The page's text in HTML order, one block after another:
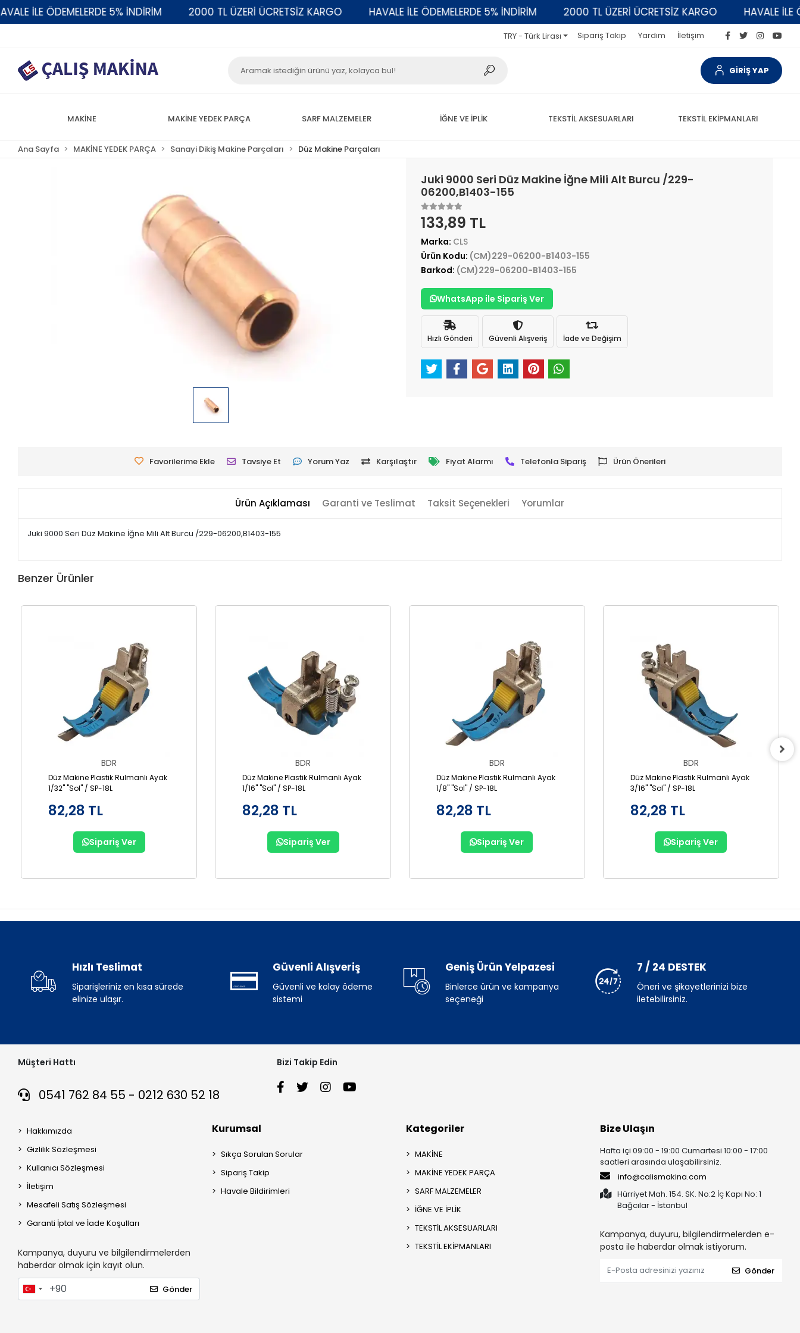
İLE ÖDEMELERDE 5% İNDİRİM 2000 TL ÜZERİ ÜCRETSİZ KARGO HAVALE İLE ÖDEMELERDE 5% İNDİRİM 2000 TL ÜZERİ ÜCRETSİZ KARGO HAVALE İLE
TRY - Türk Lirası Sipariş Takip Yardım İletişim
GİRİŞ YAP
MAKİNE MAKİNE YEDEK PARÇA SARF MALZEMELER İĞNE VE İPLİK TEKSTİL AKSESUARLARI TEKSTİL EKİPMANLARI
Ana Sayfa MAKİNE YEDEK PARÇA Sanayi Dikiş Makine Parçaları Düz Makine Parçaları
Juki 9000 Seri Düz Makine İğne Mili Alt Burcu /229-
06200,B1403-155
133,89 TL
Marka: CLS
Ürün Kodu: (CM)229-06200-B1403-155
Barkod: (CM)229-06200-B1403-155
WhatsApp ile Sipariş Ver
Hızlı Gönderi Güvenli Alışveriş İade ve Değişim
Favorilerime Ekle Tavsiye Et Yorum Yaz Karşılaştır Fiyat Alarmı Telefonla Sipariş Ürün Önerileri
Ürün Açıklaması Garanti ve Teslimat Taksit Seçenekleri Yorumlar
Juki 9000 Seri Düz Makine İğne Mili Alt Burcu /229-06200,B1403-155
Benzer Ürünler
BDR
Düz Makine Plastik Rulmanlı Ayak
1/32" "Sol" / SP-18L
82,28 TL
Sipariş Ver
BDR
Düz Makine Plastik Rulmanlı Ayak
1/16" "Sol" / SP-18L
82,28 TL
Sipariş Ver
BDR
Düz Makine Plastik Rulmanlı Ayak
1/8" "Sol" / SP-18L
82,28 TL
Sipariş Ver
BDR
Düz Makine Plastik Rulmanlı Ayak
3/16" "Sol" / SP-18L
82,28 TL
Sipariş Ver
Hızlı Teslimat
Siparişleriniz en kısa sürede
elinize ulaşır.
Güvenli Alışveriş
Güvenli ve kolay ödeme
sistemi
Geniş Ürün Yelpazesi
Binlerce ürün ve kampanya
seçeneği
7 / 24 DESTEK
Öneri ve şikayetlerinizi bize
iletebilirsiniz.
Müşteri Hattı
0541 762 84 55 - 0212 630 52 18
Bizi Takip Edin
Hakkımızda
Gizlilik Sözleşmesi
Kullanıcı Sözleşmesi
İletişim
Mesafeli Satış Sözleşmesi
Garanti İptal ve İade Koşulları
Kampanya, duyuru ve bilgilendirmelerden
haberdar olmak için kayıt olun.
Gönder
Kurumsal
Sıkça Sorulan Sorular
Sipariş Takip
Havale Bildirimleri
Kategoriler
MAKİNE
MAKİNE YEDEK PARÇA
SARF MALZEMELER
İĞNE VE İPLİK
TEKSTİL AKSESUARLARI
TEKSTİL EKİPMANLARI
Bize Ulaşın
Hafta içi 09:00 - 19:00 Cumartesi 10:00 - 17:00
saatleri arasında ulaşabilirsiniz.
info@calismakina.com
Hürriyet Mah. 154. SK. No:2 İç Kapı No: 1
Bağcılar - İstanbul
Kampanya, duyuru, bilgilendirmelerden e-
posta ile haberdar olmak istiyorum.
Gönder